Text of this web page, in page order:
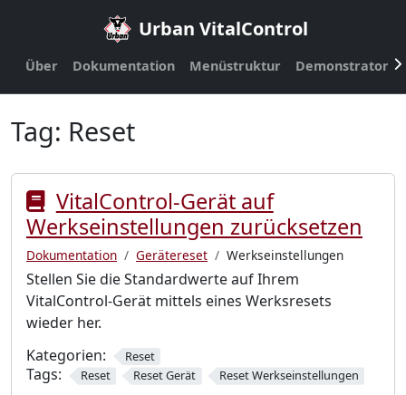
Urban VitalControl
Über Dokumentation Menüstruktur Demonstrator
Tag: Reset
VitalControl-Gerät auf
Werkseinstellungen zurücksetzen
Dokumentation Gerätereset Werkseinstellungen
Stellen Sie die Standardwerte auf Ihrem
VitalControl-Gerät mittels eines Werksresets
wieder her.
Kategorien:
Reset
Tags: Reset Reset Gerät Reset Werkseinstellungen